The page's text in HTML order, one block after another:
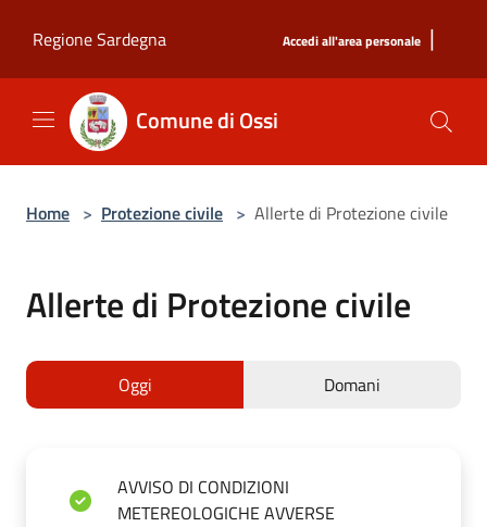
Regione Sardegna
Accedi all'area personale |
Comune di Ossi
Home > Protezione civile > Allerte di Protezione civile
Allerte di Protezione civile
Oggi Domani
AVVISO DI CONDIZIONI
METEREOLOGICHE AVVERSE